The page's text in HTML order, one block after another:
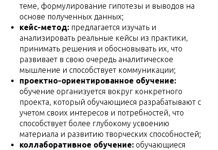
теме, формулирование гипотезы и выводов на
основе полученных данных;
кейс-метод: предлагается изучать и
анализировать реальные кейсы из практики,
принимать решения и обосновывать их, что
развивает в свою очередь аналитическое
мышление и способствует коммуникации;
проектно-ориентированное обучение:
обучение организуется вокруг конкретного
проекта, который обучающиеся разрабатывают с
учетом своих интересов и потребностей, что
способствует более глубокому усвоению
материала и развитию творческих способностей;
коллаборативное обучение: обучающиеся